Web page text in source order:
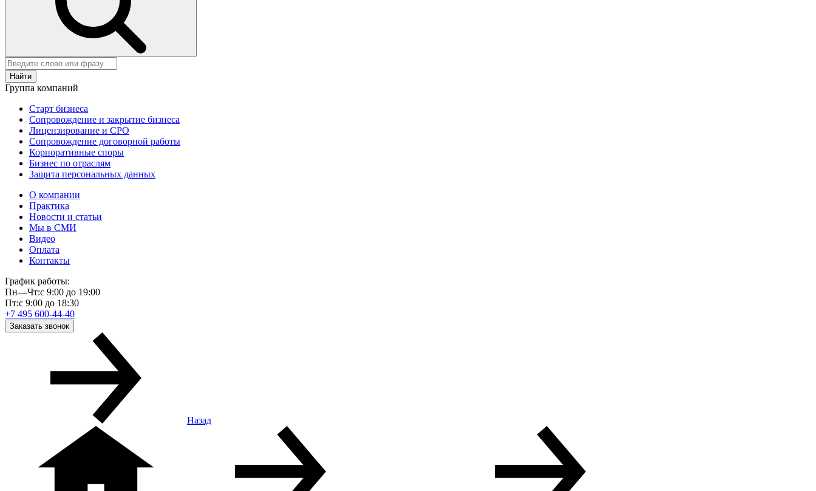
Найти
Группа компаний
Старт бизнеса
Сопровождение и закрытие бизнеса
Лицензирование и СРО
Сопровождение договорной работы
Корпоративные споры
Бизнес по отраслям
Защита персональных данных
О компании
Практика
Новости и статьи
Мы в СМИ
Видео
Оплата
Контакты
График работы:
Пн—Чт:с 9:00 до 19:00
Пт:с 9:00 до 18:30
+7 495 600-44-40
Заказать звонок
Назад